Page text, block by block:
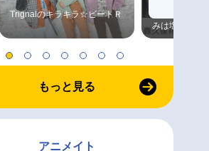
Trignalのキラキラ☆ビートＲ
みは塩だけ
もっと見る
アニメイト